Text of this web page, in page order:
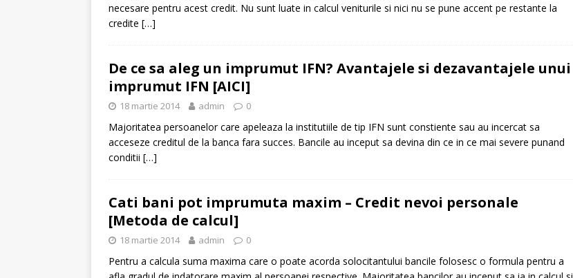
necesare pentru acest credit. Nu sunt luate in calcul veniturile si nici nu se pune accent pe restante la
credite […]
De ce sa aleg un imprumut IFN? Avantajele si dezavantajele unui
imprumut IFN [AICI]
18 martie 2014 admin 0
Majoritatea persoanelor care apeleaza la institutiile de tip IFN sunt constiente sau au incercat sa
acceseze creditul de la banca fara succes. Bancile au inceput sa devina din ce in ce mai severe punand
conditii […]
Cati bani pot imprumuta maxim – Credit nevoi personale
[Metoda de calcul]
18 martie 2014 admin 0
Pentru a calcula suma maxima care o poate acorda solocitantului bancile folosesc o formula pentru a